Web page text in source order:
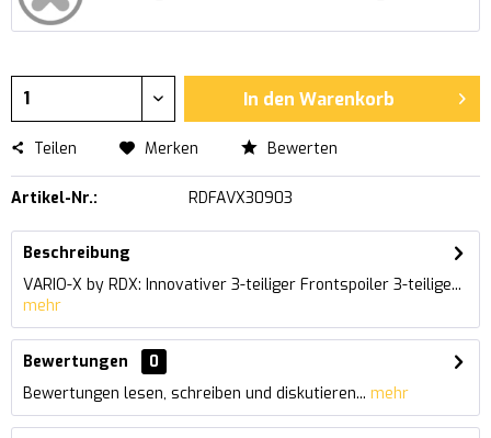
In den Warenkorb
Teilen Merken Bewerten
Artikel-Nr.: RDFAVX30903
Beschreibung
VARIO-X by RDX: Innovativer 3-teiliger Frontspoiler 3-teilige...
mehr
Bewertungen
0
Bewertungen lesen, schreiben und diskutieren... mehr